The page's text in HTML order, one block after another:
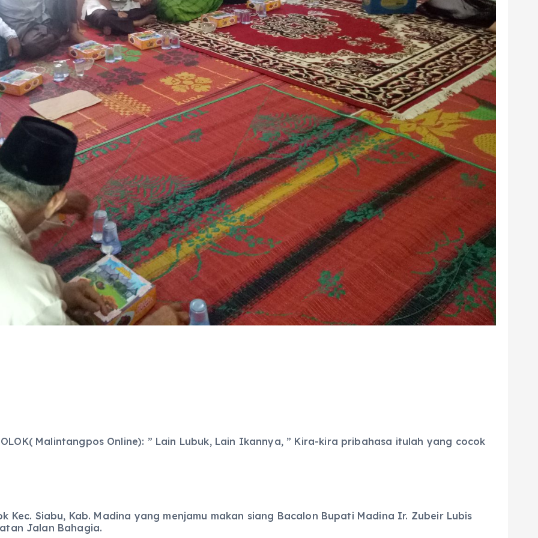
Malintangpos Online): ” Lain Lubuk, Lain Ikannya, ” Kira-kira pribahasa itulah yang cocok
Kec. Siabu, Kab. Madina yang menjamu makan siang Bacalon Bupati Madina Ir. Zubeir Lubis
Jalan Bahagia.